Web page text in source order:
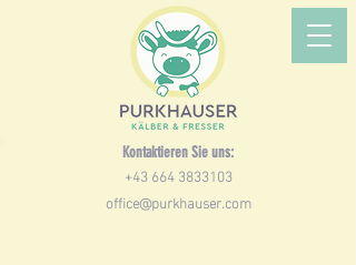
Kontaktieren Sie uns:
+43 664 3833103
office@purkhauser.com